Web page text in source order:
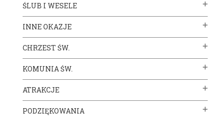
ŚLUB I WESELE
INNE OKAZJE
CHRZEST ŚW.
KOMUNIA ŚW.
ATRAKCJE
PODZIĘKOWANIA